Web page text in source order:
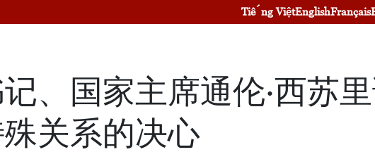
Tiếng ViệtEnglishFrançais
、国家主席通伦·西苏
关系的决心